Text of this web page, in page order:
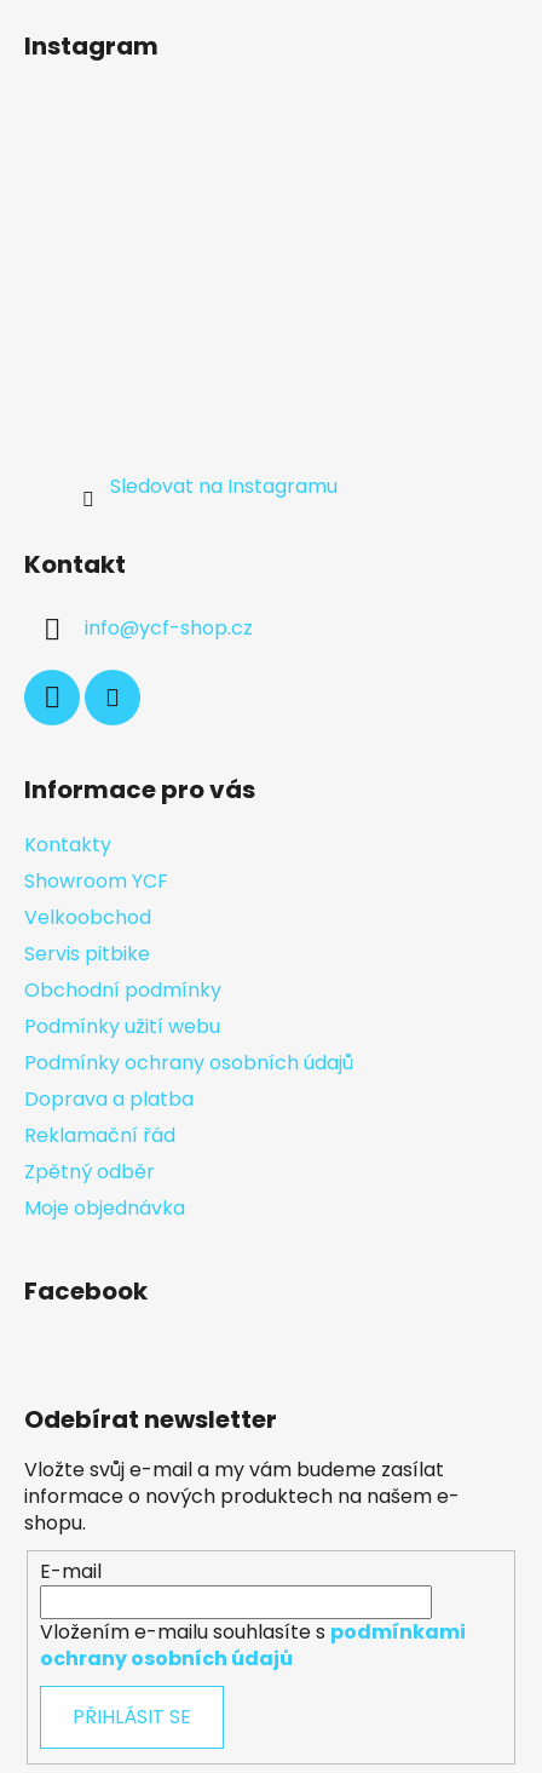
Instagram
Sledovat na Instagramu
Kontakt
info@ycf-shop.cz
Informace pro vás
Kontakty
Showroom YCF
Velkoobchod
Servis pitbike
Obchodní podmínky
Podmínky užití webu
Podmínky ochrany osobních údajů
Doprava a platba
Reklamační řád
Zpětný odběr
Moje objednávka
Facebook
Odebírat newsletter
Vložte svůj e-mail a my vám budeme zasílat
informace o nových produktech na našem e-
shopu.
E-mail
Vložením e-mailu souhlasíte s podmínkami
ochrany osobních údajů
PŘIHLÁSIT SE